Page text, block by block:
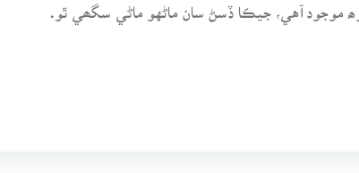
آهي، جيڪا ڏسڻ سان ماڻهو ماڻي سگھي ٿو.